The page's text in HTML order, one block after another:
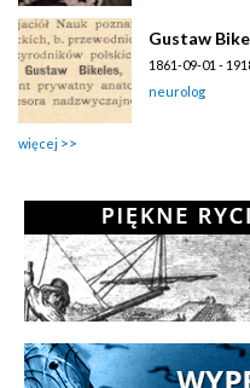
Gustaw
1861-09-01 -
neurolog
więcej